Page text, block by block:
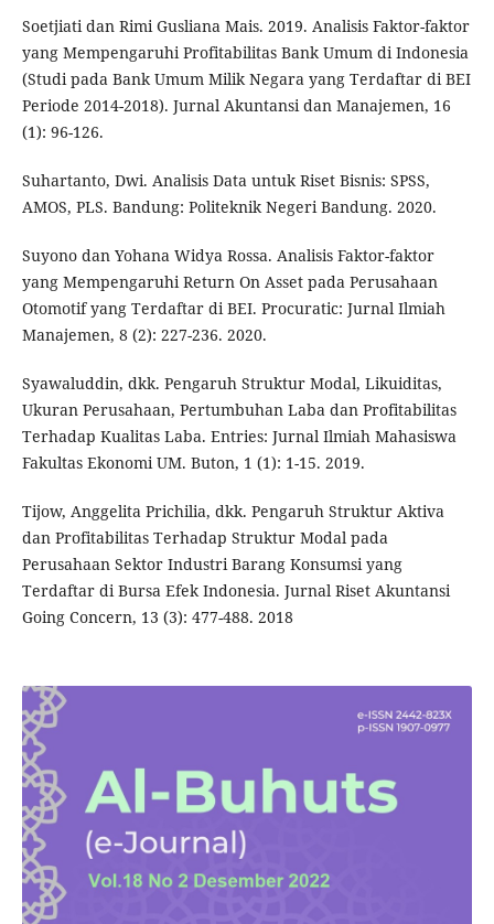
Soetjiati dan Rimi Gusliana Mais. 2019. Analisis Faktor-faktor
yang Mempengaruhi Profitabilitas Bank Umum di Indonesia
(Studi pada Bank Umum Milik Negara yang Terdaftar di BEI
Periode 2014-2018). Jurnal Akuntansi dan Manajemen, 16
(1): 96-126.
Suhartanto, Dwi. Analisis Data untuk Riset Bisnis: SPSS,
AMOS, PLS. Bandung: Politeknik Negeri Bandung. 2020.
Suyono dan Yohana Widya Rossa. Analisis Faktor-faktor
yang Mempengaruhi Return On Asset pada Perusahaan
Otomotif yang Terdaftar di BEI. Procuratic: Jurnal Ilmiah
Manajemen, 8 (2): 227-236. 2020.
Syawaluddin, dkk. Pengaruh Struktur Modal, Likuiditas,
Ukuran Perusahaan, Pertumbuhan Laba dan Profitabilitas
Terhadap Kualitas Laba. Entries: Jurnal Ilmiah Mahasiswa
Fakultas Ekonomi UM. Buton, 1 (1): 1-15. 2019.
Tijow, Anggelita Prichilia, dkk. Pengaruh Struktur Aktiva
dan Profitabilitas Terhadap Struktur Modal pada
Perusahaan Sektor Industri Barang Konsumsi yang
Terdaftar di Bursa Efek Indonesia. Jurnal Riset Akuntansi
Going Concern, 13 (3): 477-488. 2018